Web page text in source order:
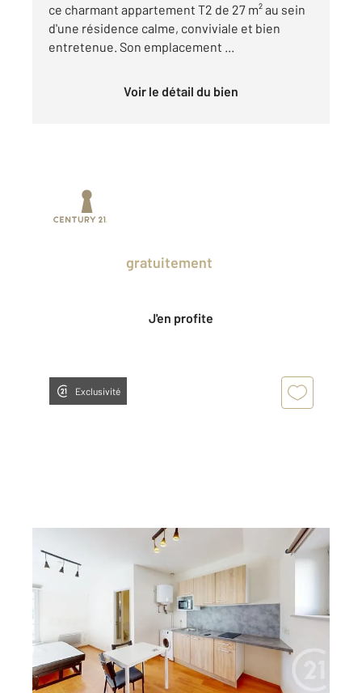
ce charmant appartement T2 de 27 m² au sein
d'une résidence calme, conviviale et bien
entretenue. Son emplacement ...
Voir le détail du bien
gratuitement
J'en profite
Exclusivité
DOLE 39
26,50 m
, 1 pièce
Ref : 13542
Appartement T1 à vendre
67 000 €
C'est à vendre en exclusivité dans votre